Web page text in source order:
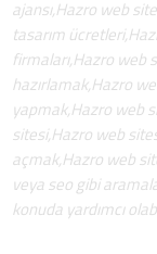
ajansı,Hazro web
tasarım
firmaları,Hazro web
hazırlamak,Hazro
yapmak,Hazro web
sitesi,Hazro web
açmak,Hazro web
veya seo gibi
konuda yardımcı